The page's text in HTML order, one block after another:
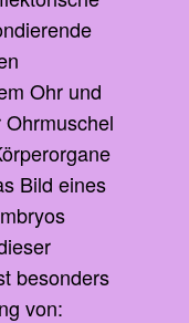
Ohr und
Bild eines
besonders
von: